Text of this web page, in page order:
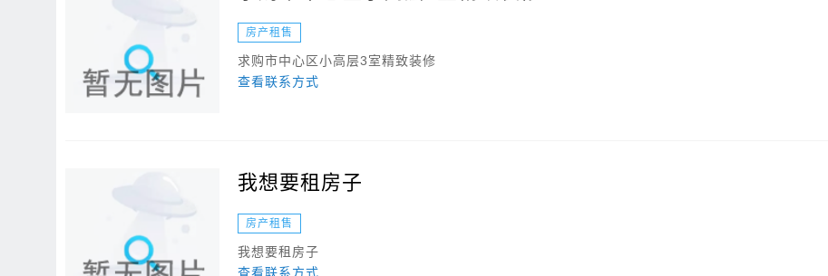
房产租售
求购市中心区小高层3室精致装修
查看联系方式
我想要租房子
房产租售
我想要租房子
查看联系方式